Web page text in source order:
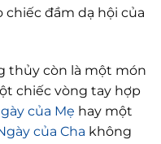
chiếc đầm dạ hội của
thủy còn là một món
chiếc vòng tay hợp
của Mẹ hay một
của Cha không